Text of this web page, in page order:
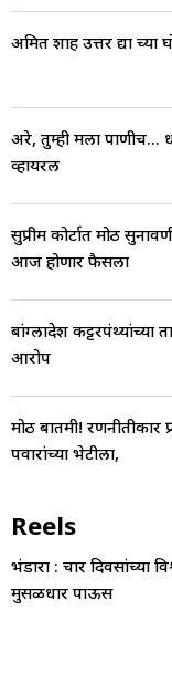
अमित शाह उत्तर द्या
अरे, तुम्ही मला पाणीच...
व्हायरल
सुप्रीम कोर्टात मोठी
आज होणार फैसला
बांग्लादेश कट्टरपंथ्यांच्या
आरोप
मोठी बातमी! रणनीतीकार
पवारांच्या भेटीला,
Reels
भंडारा : चार दिवसांच्या
मुसळधार पाऊस